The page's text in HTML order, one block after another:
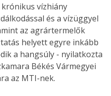
krónikus vízhiány
és a vízüggyel
az agrártermelők
helyett egyre inkább
a hangsúly - nyilatkozta
Békés Vármegyei
az MTI-nek.